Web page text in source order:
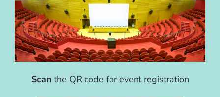
Scan the QR code for event registration